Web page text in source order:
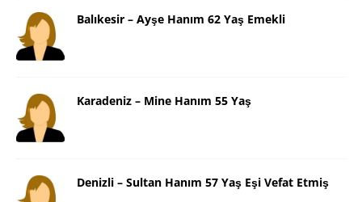
Balıkesir – Ayşe Hanım 62 Yaş Emekli
Karadeniz – Mine Hanım 55 Yaş
Denizli – Sultan Hanım 57 Yaş Eşi Vefat Etmiş